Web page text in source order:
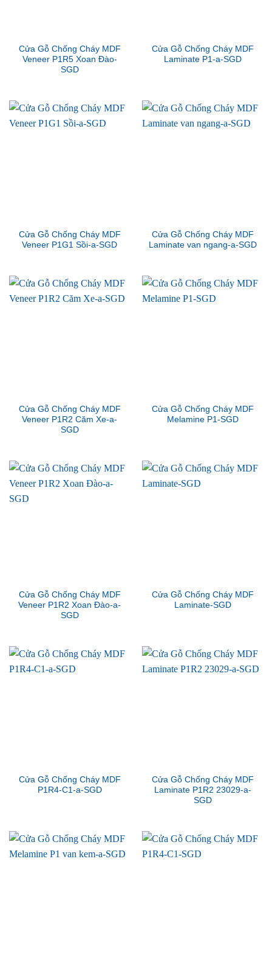
Cửa Gỗ Chống Cháy MDF
Veneer P1R5 Xoan Đào-
SGD
Cửa Gỗ Chống Cháy MDF
Laminate P1-a-SGD
Cửa Gỗ Chống Cháy MDF
Veneer P1G1 Sồi-a-SGD
Cửa Gỗ Chống Cháy MDF
Laminate van ngang-a-SGD
Cửa Gỗ Chống Cháy MDF
Veneer P1R2 Căm Xe-a-
SGD
Cửa Gỗ Chống Cháy MDF
Melamine P1-SGD
Cửa Gỗ Chống Cháy MDF
Veneer P1R2 Xoan Đào-a-
SGD
Cửa Gỗ Chống Cháy MDF
Laminate-SGD
Cửa Gỗ Chống Cháy MDF
P1R4-C1-a-SGD
Cửa Gỗ Chống Cháy MDF
Laminate P1R2 23029-a-
SGD